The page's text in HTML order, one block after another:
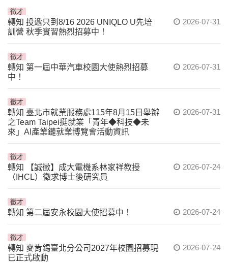
徵才
轉知 投遞只到8/16 2026 UNIQLO U先培
訓營 秋季實習熱烈招募中！
2026-07-31
徵才
轉知 第一屆中華汽車校園大使熱烈招募
中！
2026-07-31
徵才
轉知 臺北市就業服務處115年8月15日舉辦
之Team Taipei挺就業「青年◆科技◆未
來」AI產業鏈就業博覽會活動資訊
2026-07-31
徵才
轉知 【誠徵】成大電機系林家祥教授
（IHCL）徵求博士後研究員
2026-07-24
徵才
轉知 第二屆安永校園大使招募中！ 2026-07-24
徵才
轉知 麥肯錫臺北分公司2027年校園招募現
已正式啟動
2026-07-24